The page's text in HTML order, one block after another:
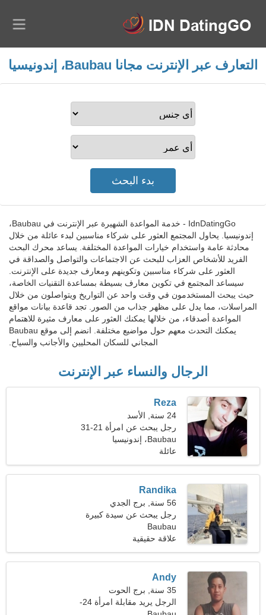
التعارف عبر الإنترنت مجانا Baubau، إندونيسيا
IdnDatingGo - خدمة المواعدة الشهيرة عبر الإنترنت في Baubau،
إندونيسيا. يحاول المجتمع العثور على شركاء مناسبين لبدء عائلة من خلال
محادثة عامة واستخدام خيارات المواعدة المختلفة. يساعد محرك البحث
الفريد للأشخاص العزاب للبحث عن الاجتماعات والتواصل والصداقة في
العثور على شركاء مناسبين وتكوينهم ومعارف جديدة على الإنترنت.
سيساعد المجتمع في تكوين معارف بسيطة بمساعدة التقنيات الخاصة،
حيث يبحث المستخدمون في وقت واحد عن التواريخ ويتواصلون من خلال
المراسلات، مما يدل على مظهر جذاب من الصور. تجد قاعدة بيانات مواقع
المواعدة أصدقاء، من خلالها يمكنك العثور على معارف مثيرة للاهتمام
يمكنك التحدث معهم حول مواضيع مختلفة. انضم إلى موقع Baubau
المجاني للسكان المحليين والأجانب والسياح.
الرجال والنساء عبر الإنترنت
Reza
24 سنة, الأسد
رجل يبحث عن امرأة 21-31
Baubau، إندونيسيا
عائلة
Randika
56 سنة, برج الجدي
رجل يبحث عن سيدة كبيرة
46-52
Baubau
علاقة حقيقية
Andy
35 سنة, برج الحوت
الرجل يريد مقابلة امرأة 24-